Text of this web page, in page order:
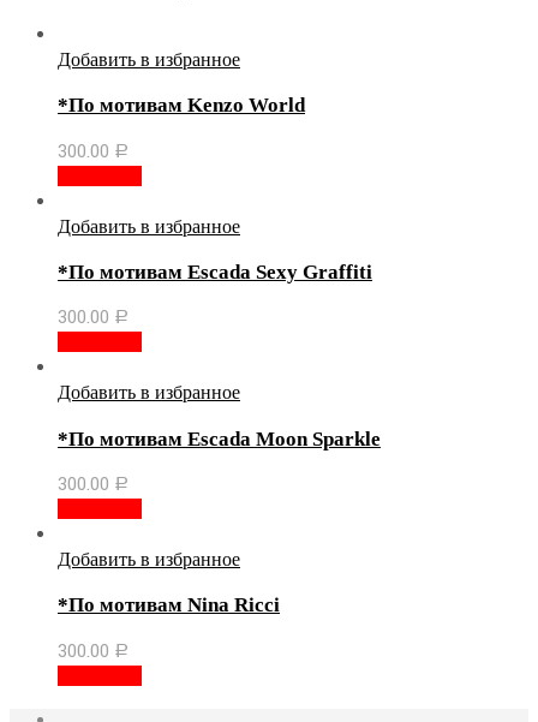
Добавить в избранное
*По мотивам Kenzo World
300.00 Р
Добавить в избранное
*По мотивам Escada Sexy Graffiti
300.00 Р
Добавить в избранное
*По мотивам Escada Moon Sparkle
300.00 Р
Добавить в избранное
*По мотивам Nina Ricci
300.00 Р